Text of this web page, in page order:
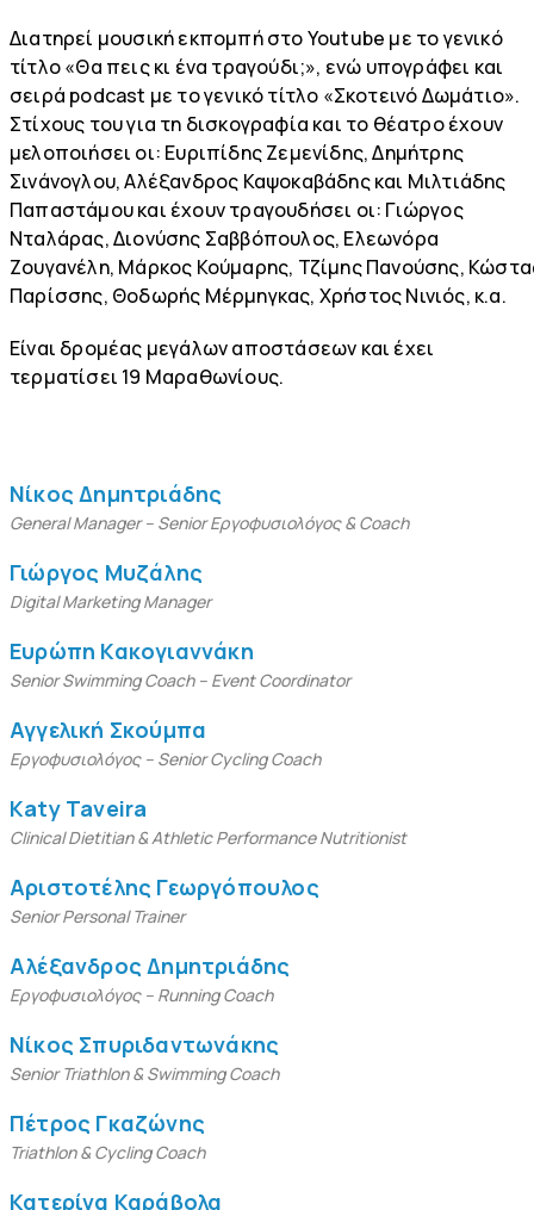
Διατηρεί μουσική εκπομπή στο Youtube με το γενικό
τίτλο «Θα πεις κι ένα τραγούδι;», ενώ υπογράφει και
σειρά podcast με το γενικό τίτλο «Σκοτεινό Δωμάτιο».
Στίχους του για τη δισκογραφία και το θέατρο έχουν
μελοποιήσει οι: Ευριπίδης Ζεμενίδης, Δημήτρης
Σινάνογλου, Αλέξανδρος Καψοκαβάδης και Μιλτιάδης
Παπαστάμου και έχουν τραγουδήσει οι: Γιώργος
Νταλάρας, Διονύσης Σαββόπουλος, Ελεωνόρα
Ζουγανέλη, Μάρκος Κούμαρης, Τζίμης Πανούσης,
Παρίσσης, Θοδωρής Μέρμηγκας, Χρήστος Νινιός, κ.α.
Είναι δρομέας μεγάλων αποστάσεων και έχει
τερματίσει 19 Μαραθωνίους.
Νίκος Δημητριάδης
General Manager – Senior Εργοφυσιολόγος & Coach
Γιώργος Μυζάλης
Digital Marketing Manager
Ευρώπη Κακογιαννάκη
Senior Swimming Coach – Event Coordinator
Αγγελική Σκούμπα
Εργοφυσιολόγος – Senior Cycling Coach
Katy Taveira
Clinical Dietitian & Athletic Performance Nutritionist
Αριστοτέλης Γεωργόπουλος
Senior Personal Trainer
Αλέξανδρος Δημητριάδης
Εργοφυσιολόγος – Running Coach
Νίκος Σπυριδαντωνάκης
Senior Triathlon & Swimming Coach
Πέτρος Γκαζώνης
Triathlon & Cycling Coach
Κατερίνα Καράβολα